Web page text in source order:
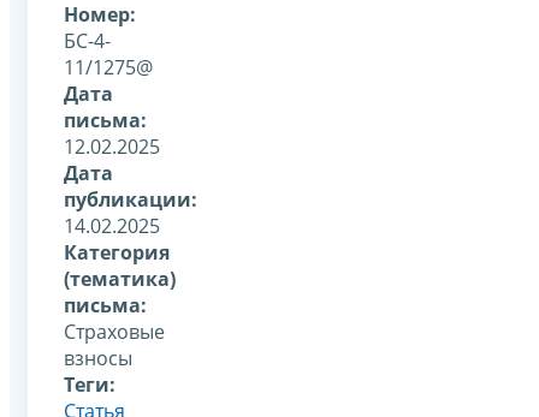
Номер:
БС-4-
11/1275@
Дата
письма:
12.02.2025
Дата
публикации:
14.02.2025
Категория
(тематика)
письма:
Страховые
взносы
Теги:
Статья